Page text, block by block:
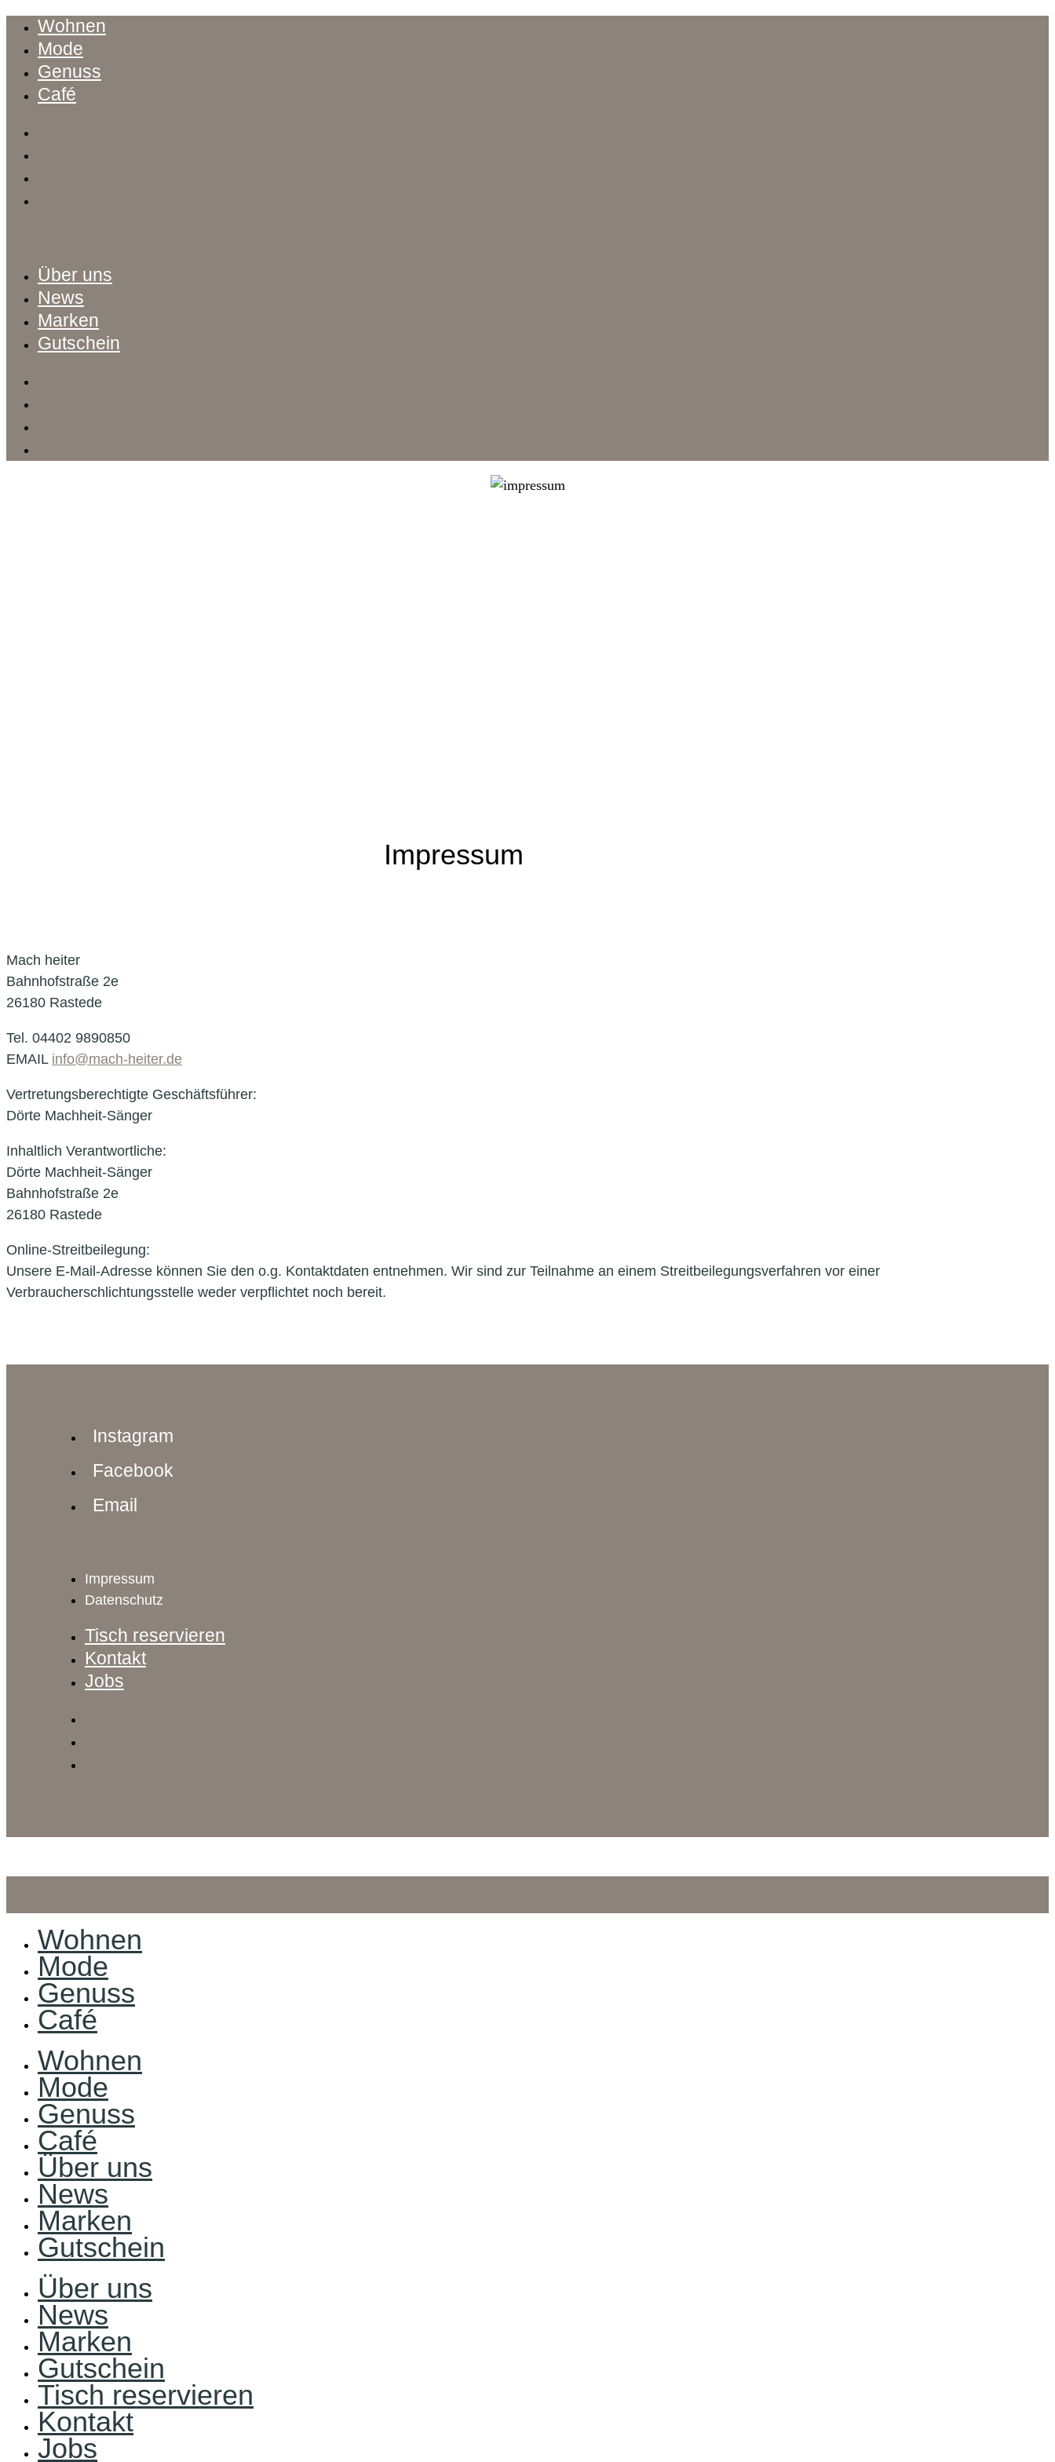
Wohnen
Mode
Genuss
Café
Über uns
News
Marken
Gutschein
Impressum
Mach heiter
Bahnhofstraße 2e
26180 Rastede
Tel. 04402 9890850
EMAIL info@mach-heiter.de
Vertretungsberechtigte Geschäftsführer:
Dörte Machheit-Sänger
Inhaltlich Verantwortliche:
Dörte Machheit-Sänger
Bahnhofstraße 2e
26180 Rastede
Online-Streitbeilegung:
Unsere E-Mail-Adresse können Sie den o.g. Kontaktdaten entnehmen. Wir sind zur Teilnahme an einem Streitbeilegungsverfahren vor einer
Verbraucherschlichtungsstelle weder verpflichtet noch bereit.
Instagram
Facebook
Email
Impressum
Datenschutz
Tisch reservieren
Kontakt
Jobs
Wohnen
Mode
Genuss
Café
Wohnen
Mode
Genuss
Café
Über uns
News
Marken
Gutschein
Über uns
News
Marken
Gutschein
Tisch reservieren
Kontakt
Jobs